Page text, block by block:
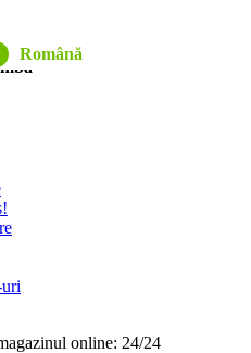
Română
online: 24/24